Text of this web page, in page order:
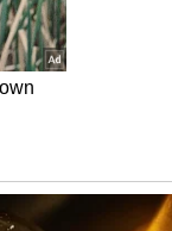
post on Instagram